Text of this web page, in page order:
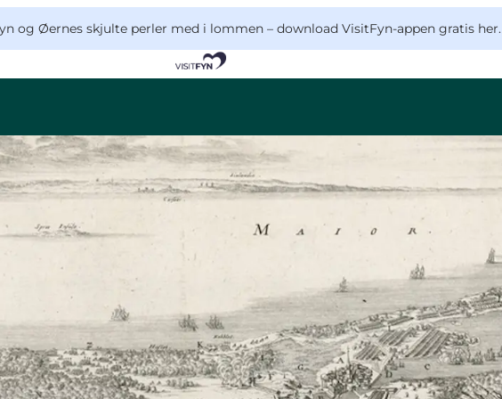
og Øernes skjulte perler med i lommen – download VisitFyn-appen gratis her.